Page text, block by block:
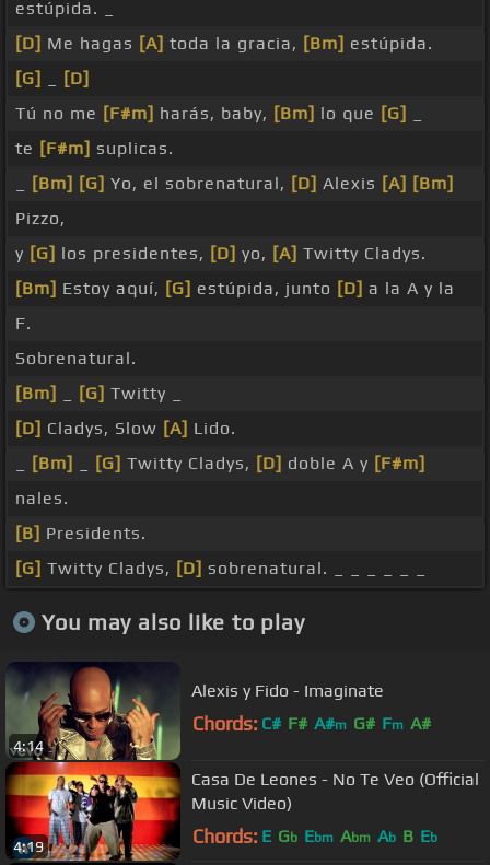
estúpida. _
[D] Me hagas [A] toda la gracia, [Bm] estúpida.
[G]
[D]
Tú no me [F#m] harás, baby, [Bm] lo que [G]
te [F#m] suplicas.
[Bm] [G] Yo, el sobrenatural, [D] Alexis [A] [Bm]
Pizzo,
y [G] los presidentes, [D] yo, [A] Twitty Cladys.
[Bm] Estoy aquí, [G] estúpida, junto [D] a la A y la
F.
Sobrenatural.
[Bm]
[G] Twitty _
[D] Cladys, Slow [A] Lido.
[Bm] [G] Twitty Cladys, [D] doble A y [F#m]
nales.
[B] Presidents.
[G] Twitty Cladys, [D] sobrenatural. _ _ _ _ _ _
You may also like to play
4:14
Alexis y Fido - Imaginate
Chords: C# F# A#m G# Fm A#
4:19
Casa De Leones - No Te Veo (Official
Music Video)
Chords: E Gb Ebm Abm Ab B Eb